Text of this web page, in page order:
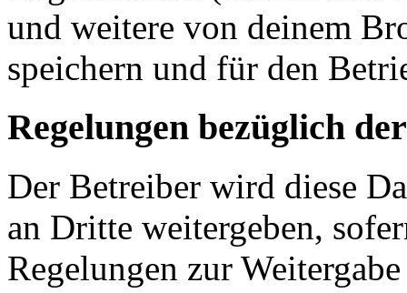
und weitere von deinem
speichern und für den
Regelungen bezüglich
Der Betreiber wird diese
an Dritte weitergeben,
Regelungen zur